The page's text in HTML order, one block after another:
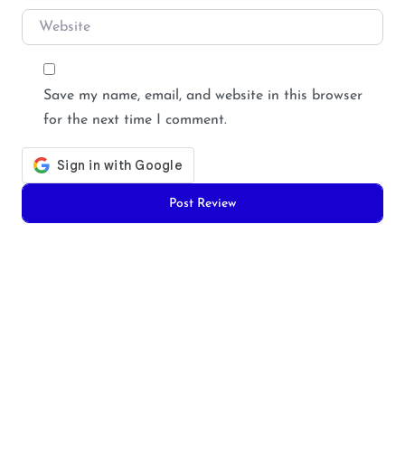
Website
Save my name, email, and website in this browser
for the next time I comment.